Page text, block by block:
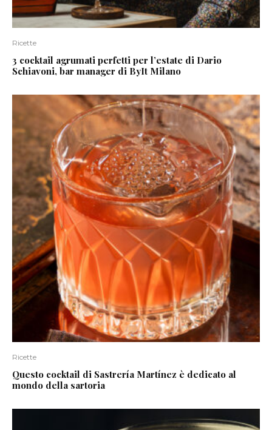
Ricette
3 cocktail agrumati perfetti per l’estate di Dario
Schiavoni, bar manager di ByIt Milano
Ricette
Questo cocktail di Sastrería Martínez è dedicato al
mondo della sartoria